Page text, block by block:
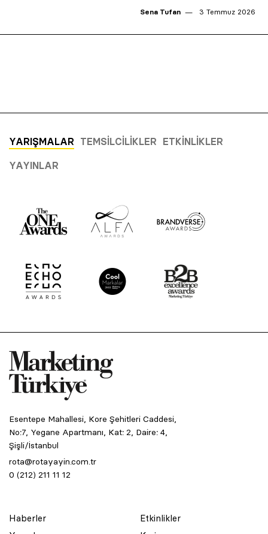
Sena Tufan 3 Temmuz 2026
YARIŞMALAR TEMSILCILIKLER ETKINLIKLER
YAYINLAR
Esentepe Mahallesi, Kore Şehitleri Caddesi,
No:7, Yegane Apartmanı, Kat: 2, Daire: 4,
Şişli/İstanbul
rota@rotayayin.com.tr
0 (212) 211 11 12
Haberler
Etkinlikler